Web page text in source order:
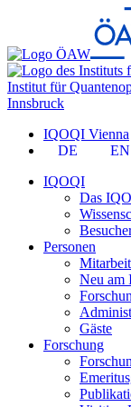
Institut für
Innsbruck
IQOQI Vienna
DE
EN
IQOQI
Das
Personen
Neu am
Gäste
Forschung